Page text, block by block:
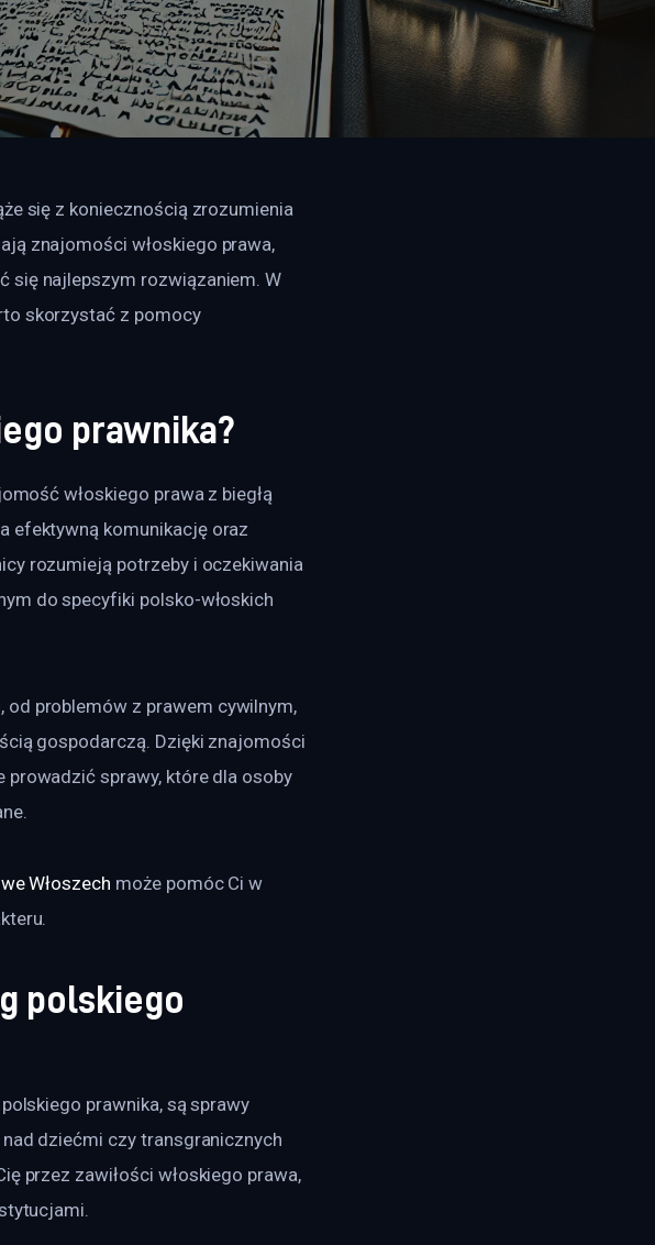
się z koniecznością zrozumienia
znajomości włoskiego prawa,
się najlepszym rozwiązaniem. W
skorzystać z pomocy
prawnika?
włoskiego prawa z biegłą
efektywną komunikację oraz
rozumieją potrzeby i oczekiwania
do specyfiki polsko-włoskich
od problemów z prawem cywilnym,
gospodarczą. Dzięki znajomości
prowadzić sprawy, które dla osoby
Włoszech może pomóc Ci w
polskiego
prawnika, są sprawy
dziećmi czy transgranicznych
przez zawiłości włoskiego prawa,